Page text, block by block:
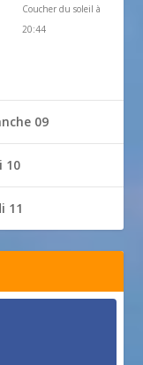
Coucher du soleil à
20:44
09
10
11